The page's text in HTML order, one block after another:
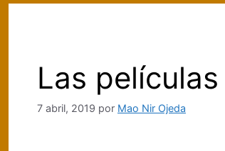
Las películas
7 abril, 2019 por Mao Nir Ojeda